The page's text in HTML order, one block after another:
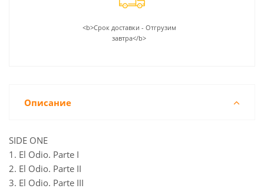
<b>Срок доставки - Отгрузим
завтра</b>
Описание
SIDE ONE
1. El Odio. Parte I
2. El Odio. Parte II
3. El Odio. Parte III